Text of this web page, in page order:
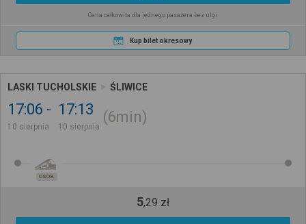
Cena całkowita dla jednego pasażera bez ulgi
Kup bilet okresowy
LASKI TUCHOLSKIE ŚLIWICE
17:06
10 sierpnia
17:13
10 sierpnia
6min
OSOB.
5,29 zł